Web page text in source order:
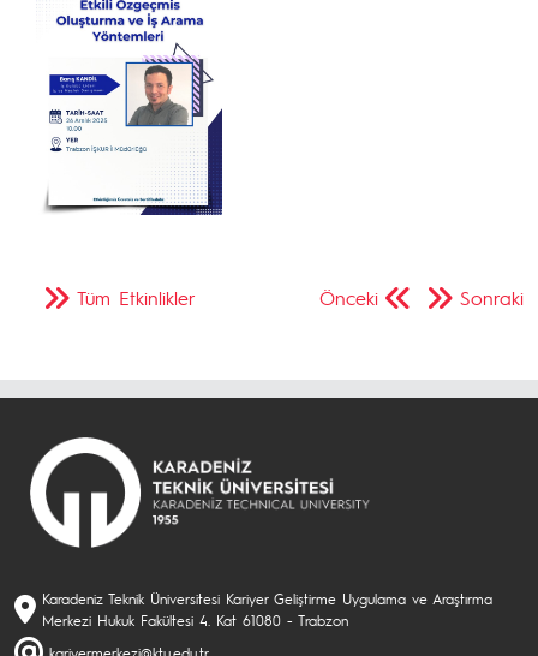
Önceki Sonraki
Tüm Etkinlikler
Karadeniz Teknik Üniversitesi Kariyer Geliştirme Uygulama ve Araştırma
Merkezi Hukuk Fakültesi 4. Kat 61080 - Trabzon